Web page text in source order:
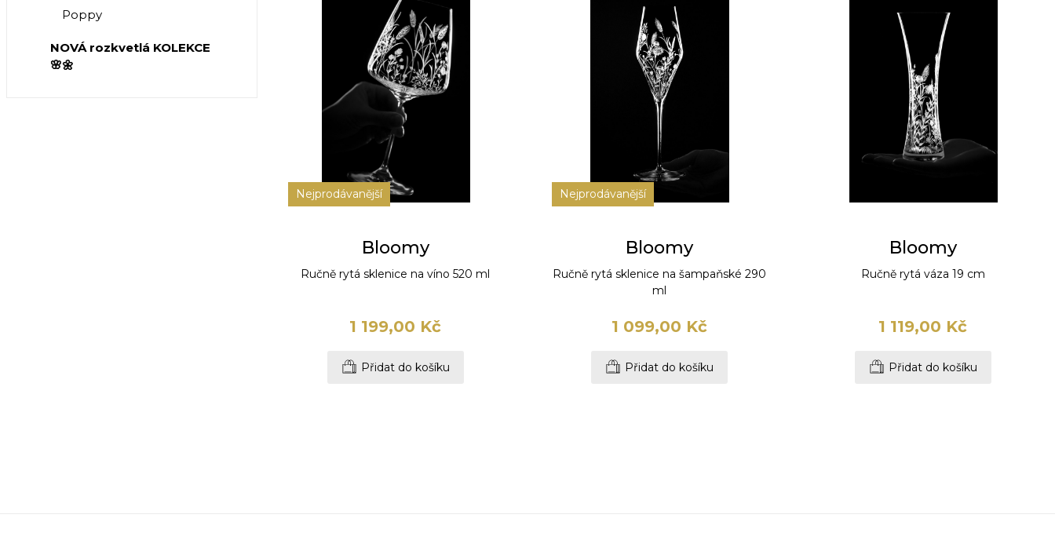
Nejprodávanější
Bloomy
Ručně rytá sklenice na víno 520 ml
1 199,00 Kč
Přidat do košíku
Nejprodávanější
Bloomy
Ručně rytá sklenice na šampaňské 290
ml
1 099,00 Kč
Přidat do košíku
Bloomy
Ručně rytá váza 19 cm
1 119,00 Kč
Přidat do košíku
Poppy
NOVÁ rozkvetlá KOLEKCE
🌸🌼